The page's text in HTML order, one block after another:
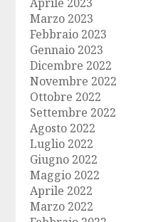
Marzo 2023
Febbraio 2023
Gennaio 2023
Dicembre 2022
Novembre 2022
Ottobre 2022
Settembre 2022
Agosto 2022
Luglio 2022
Giugno 2022
Maggio 2022
Aprile 2022
Marzo 2022